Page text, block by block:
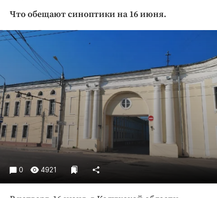
Авто и транспорт
Криминал
Культура
Недвижимость и ЖКХ
Образование
Общество
Погода
Праздники
Происшествия
Спорт
Экономика и бизнес
Что обещают синоптики на 16 июня.
0 4921